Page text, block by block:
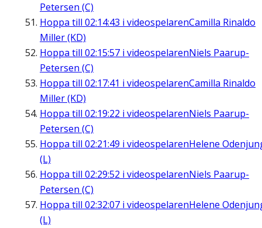
Petersen (C)
Hoppa till 02:14:43 i videospelarenCamilla Rinaldo
Miller (KD)
Hoppa till 02:15:57 i videospelarenNiels Paarup-
Petersen (C)
Hoppa till 02:17:41 i videospelarenCamilla Rinaldo
Miller (KD)
Hoppa till 02:19:22 i videospelarenNiels Paarup-
Petersen (C)
Hoppa till 02:21:49 i videospelarenHelene
(L)
Hoppa till 02:29:52 i videospelarenNiels Paarup-
Petersen (C)
Hoppa till 02:32:07 i videospelarenHelene
(L)